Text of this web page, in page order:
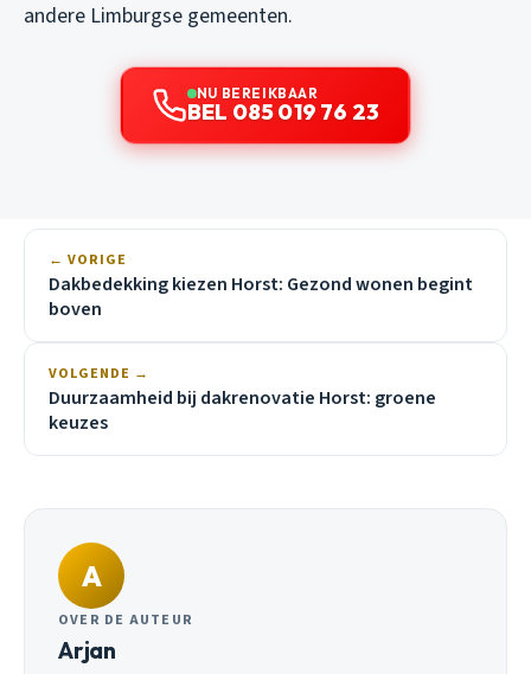
andere Limburgse gemeenten.
NU BEREIKBAAR
BEL 085 019 76 23
← VORIGE
Dakbedekking kiezen Horst: Gezond wonen begint
boven
VOLGENDE →
Duurzaamheid bij dakrenovatie Horst: groene
keuzes
A
OVER DE AUTEUR
Arjan